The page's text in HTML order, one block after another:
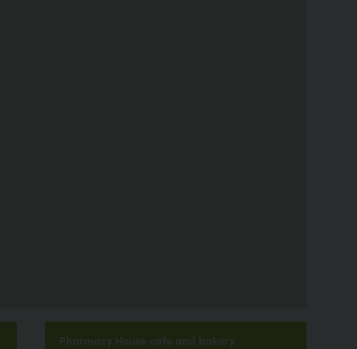
Pharmacy House cafe and bakery